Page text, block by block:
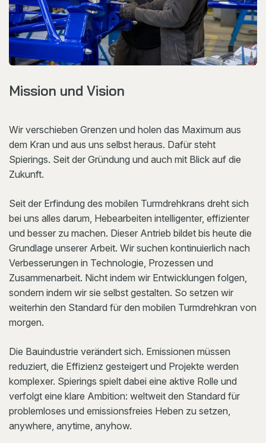
Mission und Vision
Wir verschieben Grenzen und holen das Maximum aus
dem Kran und aus uns selbst heraus. Dafür steht
Spierings. Seit der Gründung und auch mit Blick auf die
Zukunft.
Seit der Erfindung des mobilen Turmdrehkrans dreht sich
bei uns alles darum, Hebearbeiten intelligenter, effizienter
und besser zu machen. Dieser Antrieb bildet bis heute die
Grundlage unserer Arbeit. Wir suchen kontinuierlich nach
Verbesserungen in Technologie, Prozessen und
Zusammenarbeit. Nicht indem wir Entwicklungen folgen,
sondern indem wir sie selbst gestalten. So setzen wir
weiterhin den Standard für den mobilen Turmdrehkran von
morgen.
Die Bauindustrie verändert sich. Emissionen müssen
reduziert, die Effizienz gesteigert und Projekte werden
komplexer. Spierings spielt dabei eine aktive Rolle und
verfolgt eine klare Ambition: weltweit den Standard für
problemloses und emissionsfreies Heben zu setzen,
anywhere, anytime, anyhow.